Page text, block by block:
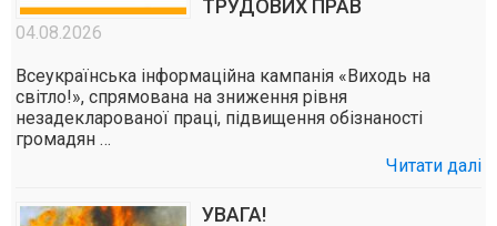
ТРУДОВИХ ПРАВ
04.08.2026
Всеукраїнська інформаційна кампанія «Виходь на
світло!», спрямована на зниження рівня
незадекларованої праці, підвищення обізнаності
громадян …
Читати далі
УВАГА!